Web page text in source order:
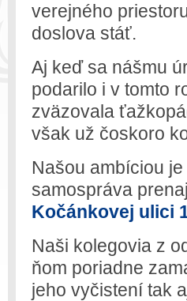
verejného
doslova stáť.
Aj keď sa nášmu
podarilo i v tomto
zväzovala
však už čoskoro
Našou ambíciou
samospráva
Kočánkovej ulici
Naši kolegovia z
ňom poriadne
jeho vyčistení tak